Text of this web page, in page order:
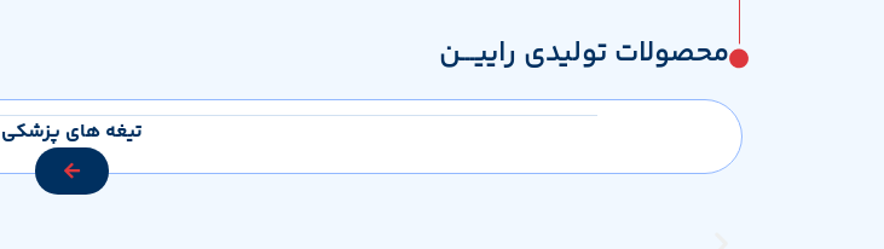
محصولات تولیدی راییـــن
تیغه های پزشکی